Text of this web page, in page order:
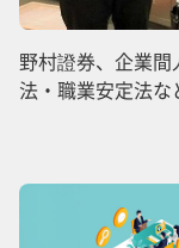
野村證券、企業
法・職業安定法